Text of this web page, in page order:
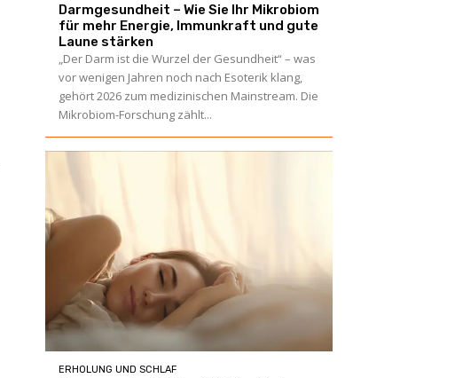
Darmgesundheit – Wie Sie Ihr Mikrobiom
für mehr Energie, Immunkraft und gute
Laune stärken
„Der Darm ist die Wurzel der Gesundheit“ – was
vor wenigen Jahren noch nach Esoterik klang,
gehört 2026 zum medizinischen Mainstream. Die
Mikrobiom-Forschung zählt...
ERHOLUNG UND SCHLAF